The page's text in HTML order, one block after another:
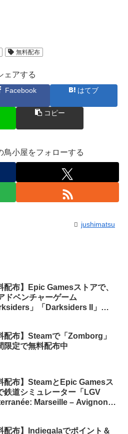
無料配布
ェアする
Facebook はてブ
コピー
鳥小屋をフォローする
jushimatsu
配布】Epic Gamesストアで、
ドベンチャーゲーム
」「Darksiders II」、
配布】Steamで「Zomborg」
限定で無料配布中
配布】SteamとEpic Gamesス
鉄道シミュレーター「LGV
Marseille – Avignon」
配布】Indiegalaでポイント＆